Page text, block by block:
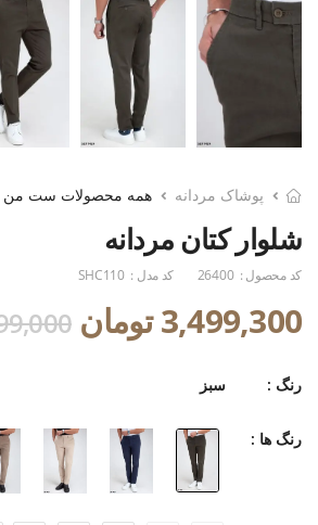
پوشاک مردانه همه محصولات ست من
شلوار کتان مردانه
کد محصول : 26400 کد مدل : SHC110
3,499,300 تومان
رنگ : سبز
رنگ ها :